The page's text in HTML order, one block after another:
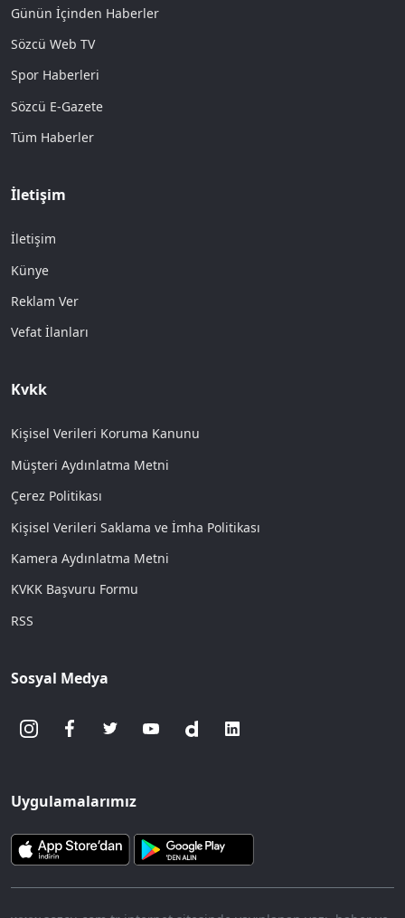
Günün İçinden Haberler
Sözcü Web TV
Spor Haberleri
Sözcü E-Gazete
Tüm Haberler
İletişim
İletişim
Künye
Reklam Ver
Vefat İlanları
Kvkk
Kişisel Verileri Koruma Kanunu
Müşteri Aydınlatma Metni
Çerez Politikası
Kişisel Verileri Saklama ve İmha Politikası
Kamera Aydınlatma Metni
KVKK Başvuru Formu
RSS
Sosyal Medya
Uygulamalarımız